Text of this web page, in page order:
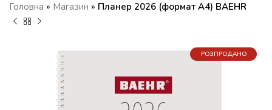
Головна » Магазин » Планер 2026 (формат A4) BAEHR
РОЗПРОДАНО